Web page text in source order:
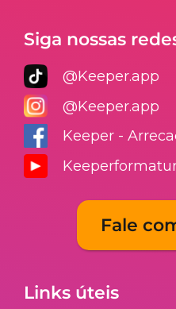
Siga nossas
@Keeper.app
@Keeper.app
Keeper -
Fale
Links úteis